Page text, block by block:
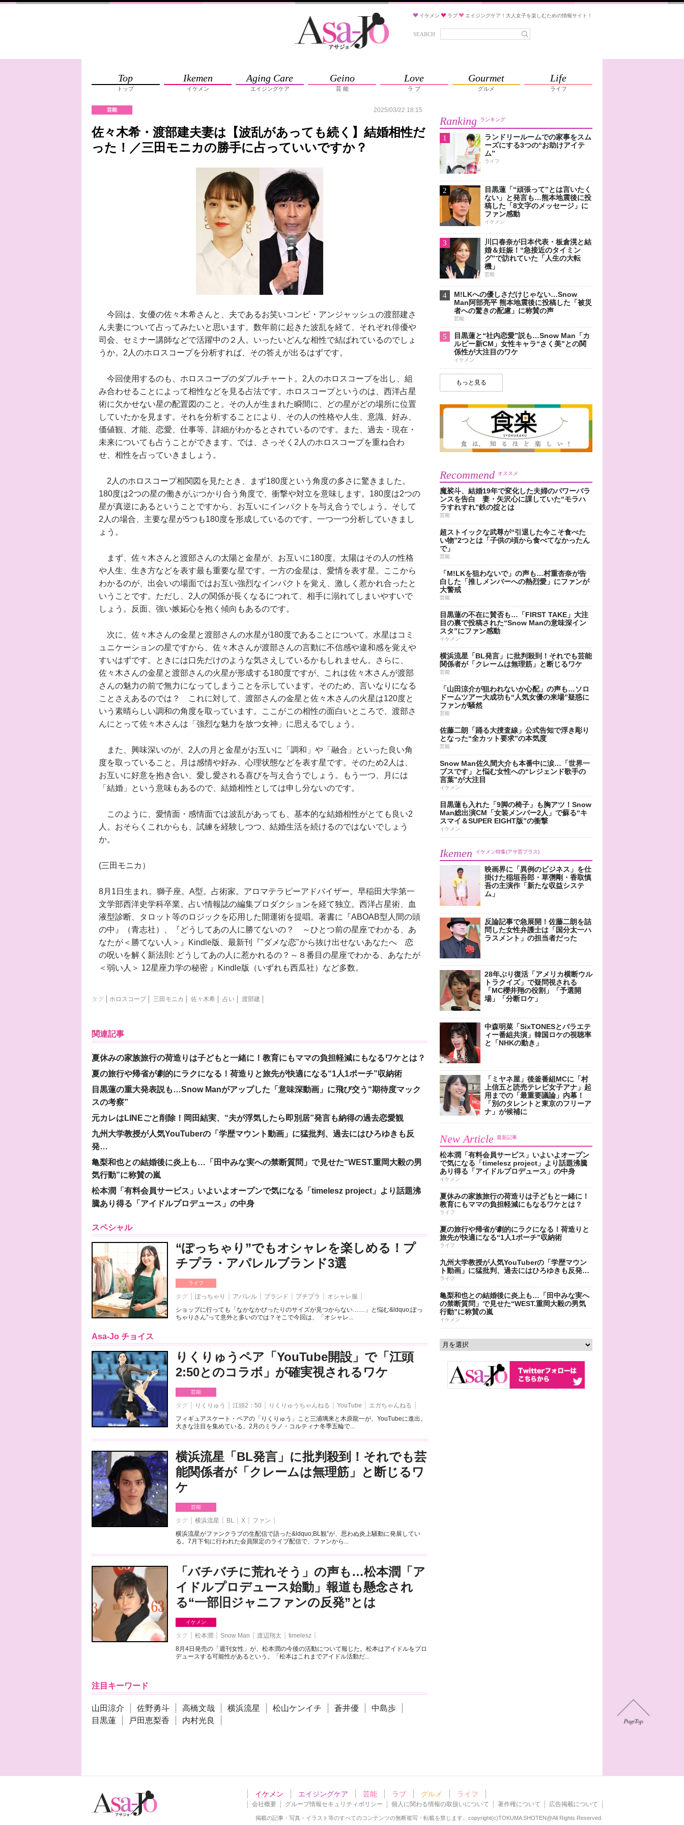
イケメン ラブ エイジングケア！大人女子を楽しむための情報サイト！
SEARCH
Top
トップ
Ikemen
イケメン
Aging Care
エイジングケア
Geino
芸 能
Love
ラ ブ
Gourmet
グルメ
Life
ライフ
芸能 2025/03/22 18:15
佐々木希・渡部建夫妻は【波乱があっても続く】結婚相性だ
った！／三田モニカの勝手に占っていいですか？
今回は、女優の佐々木希さんと、夫であるお笑いコンビ・アンジャッシュの渡部建さ
ん夫妻について占ってみたいと思います。数年前に起きた波乱を経て、それぞれ俳優や
司会、セミナー講師などで活躍中の２人。いったいどんな相性で結ばれているのでしょ
うか。2人のホロスコープを分析すれば、その答えが出るはずです。
今回使用するのも、ホロスコープのダブルチャート。2人のホロスコープを出し、組
み合わせることによって相性などを見る占法です。ホロスコープというのは、西洋占星
術に欠かせない星の配置図のこと。その人が生まれた瞬間に、どの星がどの場所に位置
していたかを見ます。それを分析することにより、その人の性格や人生、意識、好み、
価値観、才能、恋愛、仕事等、詳細がわかるとされているのです。また、過去・現在・
未来についても占うことができます。では、さっそく2人のホロスコープを重ね合わ
せ、相性を占っていきましょう。
2人のホロスコープ相関図を見たとき、まず180度という角度の多さに驚きました。
180度は2つの星の働きがぶつかり合う角度で、衝撃や対立を意味します。180度は2つの
星が真逆にあるということですから、お互いにインパクトを与え合うでしょう。そして
2人の場合、主要な星が5つも180度を形成しているのです。一つ一つ分析していきまし
ょう。
まず、佐々木さんと渡部さんの太陽と金星が、お互いに180度。太陽はその人の性格
や人生、生き方などを表す最も重要な星です。一方の金星は、愛情を表す星。ここから
わかるのが、出会いの場面ではお互い強烈なインパクトを覚え、激しく惹かれ合ったと
いうことです。ただし、2人の関係が長くなるにつれて、相手に溺れてしまいやすいで
しょう。反面、強い嫉妬心を抱く傾向もあるのです。
次に、佐々木さんの金星と渡部さんの水星が180度であることについて。水星はコミ
ュニケーションの星ですから、佐々木さんが渡部さんの言動に不信感や違和感を覚えや
すいはずです。ときには口先だけのような気さえしているかもしれません。さらに、
佐々木さんの金星と渡部さんの火星が形成する180度ですが、これは佐々木さんが渡部
さんの魅力の前で無力になってしまうことを示しています。そのため、言いなりになる
ことさえあるのでは？ これに対して、渡部さんの金星と佐々木さんの火星は120度と
いう素晴らしい調和の角度を取っています。ここがこの相性の面白いところで、渡部さ
んにとって佐々木さんは「強烈な魅力を放つ女神」に思えるでしょう。
また、興味深いのが、2人の月と金星がお互いに「調和」や「融合」といった良い角
度を取っていること。月は感情や好み、心理状態などを表す星です。そのため2人は、
お互いに好意を抱き合い、愛し愛される喜びを与え合うでしょう。もう一つ、月には
「結婚」という意味もあるので、結婚相性としては申し分ないのです。
このように、愛情面・感情面では波乱があっても、基本的な結婚相性がとても良い2
人。おそらくこれからも、試練を経験しつつ、結婚生活を続けるのではないでしょう
か。
(三田モニカ）
8月1日生まれ。獅子座。A型。占術家。アロマテラピーアドバイザー。早稲田大学第一
文学部西洋史学科卒業。占い情報誌の編集プロダクションを経て独立。西洋占星術、血
液型診断、タロット等のロジックを応用した開運術を提唱。著書に『ABOAB型人間の頭
の中』（青志社）、『どうしてあの人に勝てないの？ ～ひとつ前の星座でわかる、あ
なたが＜勝てない人＞』Kindle版、最新刊『"ダメな恋"から抜け出せないあなたへ 恋
の呪いを解く新法則: どうしてあの人に惹かれるの？～８番目の星座でわかる、あなたが
＜弱い人＞ 12星座力学の秘密 』Kindle版（いずれも西瓜社）など多数。
タグ ホロスコープ 三田モニカ 佐々木希 占い 渡部建
関連記事
夏休みの家族旅行の荷造りは子どもと一緒に！教育にもママの負担軽減にもなるワケとは？
夏の旅行や帰省が劇的にラクになる！荷造りと旅先が快適になる“1人1ポーチ”収納術
目黒蓮の重大発表説も…Snow Manがアップした「意味深動画」に飛び交う“期待度マック
スの考察”
元カレはLINEごと削除！岡田結実、“夫が浮気したら即別居”発言も納得の過去恋愛観
九州大学教授が人気YouTuberの「学歴マウント動画」に猛批判、過去にはひろゆきも反
発…
亀梨和也との結婚後に炎上も…「田中みな実への禁断質問」で見せた“WEST.重岡大毅の男
気行動”に称賛の嵐
松本潤「有料会員サービス」いよいよオープンで気になる「timelesz project」より話題沸
騰あり得る「アイドルプロデュース」の中身
スペシャル
“ぽっちゃり”でもオシャレを楽しめる！プ
チプラ・アパレルブランド3選
ライフ
タグ ぽっちゃり アパレル ブランド プチプラ
オシャレ服
ショップに行っても「なかなかぴったりのサイズが見つからない……」と悩む&ldquo;ぽっ
ちゃりさん”って意外と多いのでは？そこで今回は、「オシャレ...
Asa-Jo チョイス
りくりゅうペア「YouTube開設」で「江頭
2:50とのコラボ」が確実視されるワケ
芸能
タグ りくりゅう 江頭2：50 りくりゅうちゃんねる YouTube
エガちゃんねる
フィギュアスケート・ペアの「りくりゅう」こと三浦璃来と木原龍一が、YouTubeに進出。
大きな注目を集めている。2月のミラノ・コルティナ冬季五輪で...
横浜流星「BL発言」に批判殺到！それでも芸
能関係者が「クレームは無理筋」と断じるワ
ケ
芸能
タグ 横浜流星 BL X
ファン
横浜流星がファンクラブの生配信で語った&ldquo;BL観”が、思わぬ炎上騒動に発展してい
る。7月下旬に行われた会員限定のライブ配信で、ファンから...
「バチバチに荒れそう」の声も…松本潤「ア
イドルプロデュース始動」報道も懸念され
る“一部旧ジャニファンの反発”とは
イケメン
タグ 松本潤 Snow Man 渡辺翔太
timelesz
8月4日発売の「週刊女性」が、松本潤の今後の活動について報じた。松本はアイドルをプロ
デュースする可能性があるという。「松本はこれまでアイドル活動だ...
注目キーワード
山田涼介 佐野勇斗 高橋文哉 横浜流星 松山ケンイチ 蒼井優
中島歩
目黒蓮
戸田恵梨香 内村光良
Ranking ランキング
1
ランドリールームでの家事をスム
ーズにする3つの“お助けアイテ
ム”
ライフ
2
目黒蓮「“頑張って”とは言いたく
ない」と発言も…熊本地震後に投
稿した「8文字のメッセージ」に
ファン感動
イケメン
3
川口春奈が日本代表・板倉滉と結
婚＆妊娠！“急接近のタイミン
グ”で訪れていた「人生の大転
機」
芸能
4
M!LKへの優しさだけじゃない…Snow
Man阿部亮平 熊本地震後に投稿した「被災
者への驚きの配慮」に称賛の声
芸能
5
目黒蓮と“社内恋愛”説も…Snow Man「カ
ルビー新CM」女性キャラ“さく美”との関
係性が大注目のワケ
イケメン
もっと見る
Recommend オススメ
魔裟斗、結婚19年で変化した夫婦のパワーバラ
ンスを告白 妻・矢沢心に課していた“モラハ
ラすれすれ”鉄の掟とは
芸能
超ストイックな武尊が“引退した今こそ食べた
い物”2つとは「子供の頃から食べてなかったん
で」
芸能
「M!LKを狙わないで」の声も…村重杏奈が告
白した「推しメンバーへの熱烈愛」にファンが
大警戒
芸能
目黒蓮の不在に賛否も…「FIRST TAKE」大注
目の裏で投稿された“Snow Manの意味深イン
スタ”にファン感動
イケメン
横浜流星「BL発言」に批判殺到！それでも芸能
関係者が「クレームは無理筋」と断じるワケ
芸能
「山田涼介が狙われないか心配」の声も…ソロ
ドームツアー大成功も“人気女優の来場”疑惑に
ファンが騒然
芸能
佐藤二朗「踊る大捜査線」公式告知で浮き彫り
となった“全カット要求”の本気度
芸能
Snow Man佐久間大介も本番中に涙…「世界一
ブスです」と悩む女性への“レジェンド歌手の
言葉”が大注目
イケメン
目黒蓮も入れた「9脚の椅子」も胸アツ！Snow
Man総出演CM「女装メンバー2人」で蘇る“キ
スマイ＆SUPER EIGHT版”の衝撃
イケメン
Ikemen イケメン特集(アサ芸プラス)
映画界に「異例のビジネス」を仕
掛けた稲垣吾郎・草彅剛・香取慎
吾の主演作「新たな収益システ
ム」
反論記事で急展開！佐藤二朗を詰
問した女性弁護士は「国分太一ハ
ラスメント」の担当者だった
28年ぶり復活「アメリカ横断ウル
トラクイズ」で疑問視される
「MC櫻井翔の役割」「予選開
場」「分断ロケ」
中森明菜「SixTONESとバラエテ
ィー番組共演」韓国ロケの視聴率
と「NHKの動き」
「ミヤネ屋」後釜番組MCに「村
上信五と読売テレビ女子アナ」起
用までの「最重要議論」内幕！
「別のタレントと東京のフリーア
ナ」が候補に
New Article 最新記事
松本潤「有料会員サービス」いよいよオープン
で気になる「timelesz project」より話題沸騰
あり得る「アイドルプロデュース」の中身
イケメン
夏休みの家族旅行の荷造りは子どもと一緒に！
教育にもママの負担軽減にもなるワケとは？
ライフ
夏の旅行や帰省が劇的にラクになる！荷造りと
旅先が快適になる“1人1ポーチ”収納術
ライフ
九州大学教授が人気YouTuberの「学歴マウン
ト動画」に猛批判、過去にはひろゆきも反発…
ライフ
亀梨和也との結婚後に炎上も…「田中みな実へ
の禁断質問」で見せた“WEST.重岡大毅の男気
行動”に称賛の嵐
イケメン
イケメン エイジングケア 芸能 ラブ グルメ ライフ
会社概要 グループ情報セキュリティポリシー 個人に関わる情報の取扱いについて 著作権について 広告掲載について
掲載の記事・写真・イラスト等のすべてのコンテンツの無断複写・転載を禁じます。 copyright(c)TOKUMA SHOTEN@All Rights Reserved.